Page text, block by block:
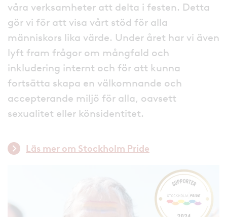
våra verksamheter att delta i festen. Detta
gör vi för att visa vårt stöd för alla
människors lika värde. Under året har vi även
lyft fram frågor om mångfald och
inkludering internt och för att kunna
fortsätta skapa en välkomnande och
accepterande miljö för alla, oavsett
sexualitet eller könsidentitet.
Läs mer om Stockholm Pride